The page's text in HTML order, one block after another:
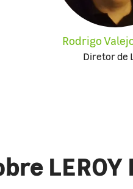
Rodrigo
Diretor de
LEROY